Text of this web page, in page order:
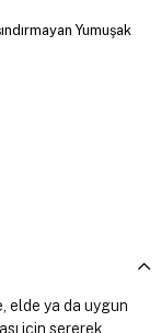
Yumuşak
elde ya da uygun
için sererek